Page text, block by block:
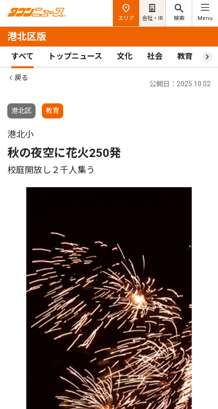
エリア 会社・IR 検索 Menu
港北区版
すべて トップニュース 文化 社会 教育 ス
戻る
港北区 教育
公開日：2025.10.02
港北小
秋の夜空に花火250発
校庭開放し２千人集う